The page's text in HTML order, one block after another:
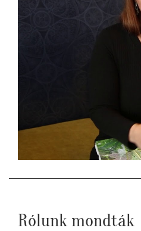
Rólunk mondták